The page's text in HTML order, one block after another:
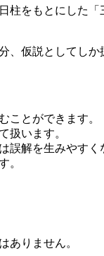
をもとにした
仮説としてし
ことができます。
扱います。
解を生みやすく
。
ありません。